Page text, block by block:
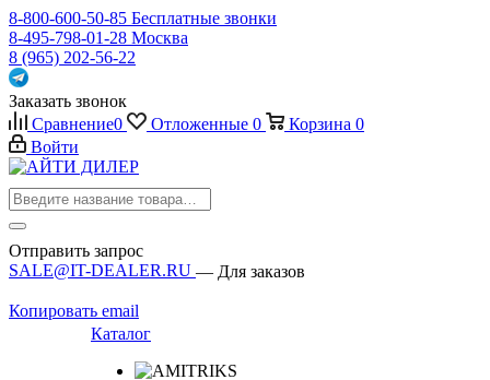
8-800-600-50-85 Бесплатные звонки
8-495-798-01-28 Москва
8 (965) 202-56-22
Заказать звонок
Сравнение0 Отложенные 0 Корзина 0
Войти
Отправить запрос
SALE@IT-DEALER.RU — Для заказов
Копировать email
Каталог